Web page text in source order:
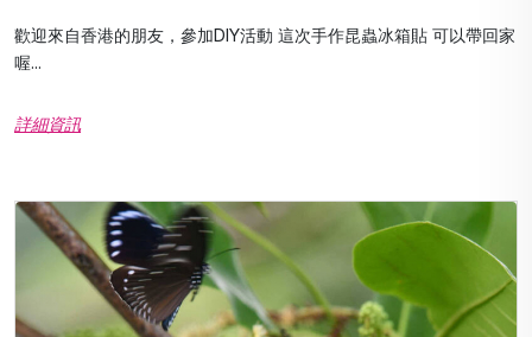
歡迎來自香港的朋友，參加DIY活動 這次手作昆蟲冰箱貼 可以帶回家
喔...
詳細資訊